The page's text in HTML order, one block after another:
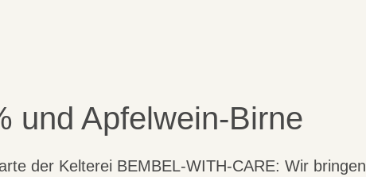
und Apfelwein-Birne
der Kelterei BEMBEL-WITH-CARE: Wir bringen